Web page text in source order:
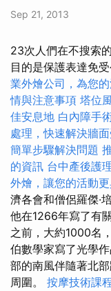
Sep 21, 2013
23次人們在不搜索
目的是保護表達免
業外燴公司，為您
情與注意事項 塔位
佳安息地 白內障手
處理，快速解決牆
簡單步驟解決問題
的資訊 台中產後護
外燴，讓您的活動
濟各會和僧侶羅傑·
他在1266年寫了有
之前，大約1000名
伯數學家寫了光學
部的南風伴隨著北
周圍。 按摩技術課